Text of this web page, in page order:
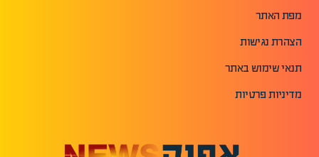
מפת האתר
הצהרת נגישות
תנאי שימוש באתר
מדיניות פרטיות